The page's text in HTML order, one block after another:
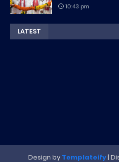
10:43 pm
LATEST
Design by Templateify|